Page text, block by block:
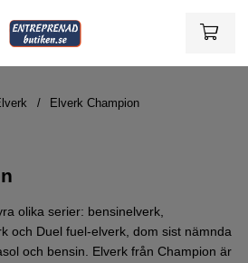
Elverk Champion
olika serier: bensinelverk,
och Duel fuel-elverk, dom sist nämnda
och bensin. Elverk från Champion är